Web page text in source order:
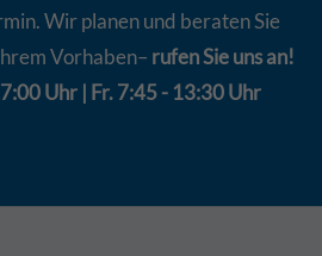
Wir planen und beraten Sie
Vorhaben– rufen Sie uns an!
Uhr | Fr. 7:45 - 13:30 Uhr